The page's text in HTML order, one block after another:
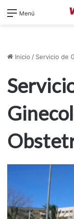
Menú
Inicio / Servicio de